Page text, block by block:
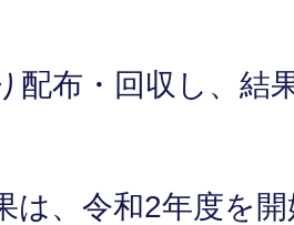
配布・回収し、結
は、令和2年度を